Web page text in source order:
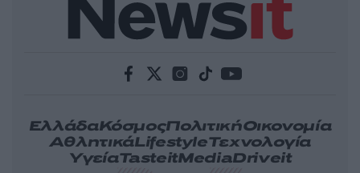
ΕλλάδαΚόσμοςΠολιτικήΟικονομία
ΑθλητικάLifestyleΤεχνολογία
ΥγείαTasteitMediaDriveit